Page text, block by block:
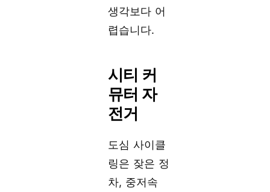
생각보다 어
렵습니다.
시티 커
뮤터 자
전거
도심 사이클
링은 잦은 정
차, 중저속